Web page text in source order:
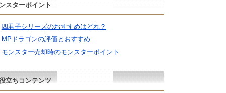
スターポイント
四君子シリーズのおすすめはどれ？
MPドラゴンの評価とおすすめ
モンスター売却時のモンスターポイント
立ちコンテンツ